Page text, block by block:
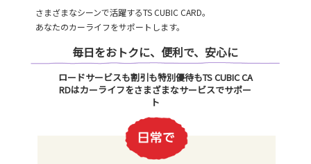
さまざまなシーンで活躍するTS CUBIC CARD。
あなたのカーライフをサポートします。
毎日をおトクに、便利で、安心に
ロードサービスも割引も特別優待もTS CUBIC CA
RDはカーライフをさまざまなサービスでサポー
ト